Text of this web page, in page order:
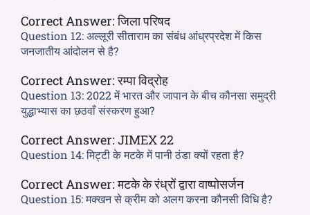
Correct Answer: जिला परिषद
Question 12:अल्लूरी सीताराम का संबंध आंध्रप्रदेश में किस
जनजातीय आंदोलन से है?
Correct Answer: रम्पा विद्रोह
Question 13:2022 में भारत और जापान के बीच कौनसा समुद्री
युद्धाभ्यास का छठवाँ संस्करण हुआ?
Correct Answer: JIMEX 22
Question 14:मिट्टी के मटके में पानी ठंडा क्यों रहता है?
Correct Answer: मटके के रंध्रों द्वारा वाष्पोसर्जन
Question 15:मक्खन से क्रीम को अलग करना कौनसी विधि है?